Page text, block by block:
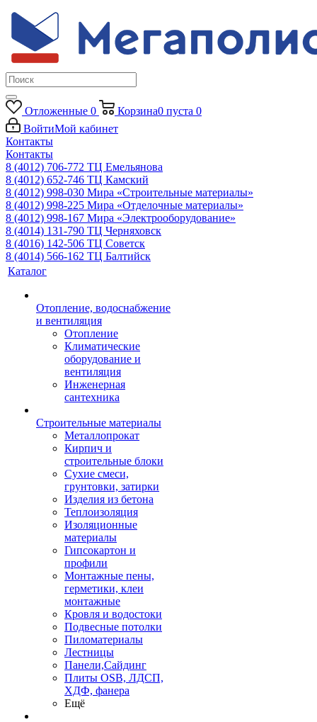
Отложенные 0 Корзина0 пуста 0
ВойтиМой кабинет
Контакты
Контакты
8 (4012) 706-772 ТЦ Емельянова
8 (4012) 652-746 ТЦ Камский
8 (4012) 998-030 Мира «Строительные материалы»
8 (4012) 998-225 Мира «Отделочные материалы»
8 (4012) 998-167 Мира «Электрооборудование»
8 (4014) 131-790 ТЦ Черняховск
8 (4016) 142-506 ТЦ Советск
8 (4014) 566-162 ТЦ Балтийск
Каталог
Отопление, водоснабжение
и вентиляция
Отопление
Климатические
оборудование и
вентиляция
Инженерная
сантехника
Строительные материалы
Металлопрокат
Кирпич и
строительные блоки
Сухие смеси,
грунтовки, затирки
Изделия из бетона
Теплоизоляция
Изоляционные
материалы
Гипсокартон и
профили
Монтажные пены,
герметики, клеи
монтажные
Кровля и водостоки
Подвесные потолки
Пиломатериалы
Лестницы
Панели,Сайдинг
Плиты OSB, ЛДСП,
ХДФ, фанера
Ещё